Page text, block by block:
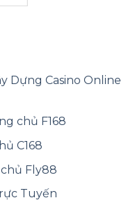
Dựng Casino Online
chủ F168
C168
Fly88
Tuyến